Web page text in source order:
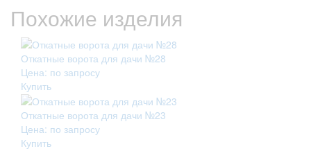
Похожие изделия
Откатные ворота для дачи №28
Цена: по запросу
Купить
Откатные ворота для дачи №23
Цена: по запросу
Купить